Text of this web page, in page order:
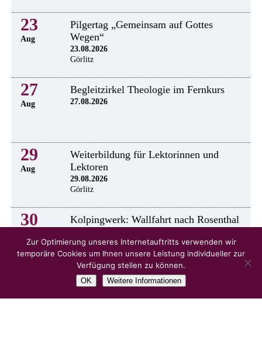
23
Aug
Pilgertag „Gemeinsam auf Gottes
Wegen“
23.08.2026
Görlitz
27
Aug
Begleitzirkel Theologie im Fernkurs
27.08.2026
29
Aug
Weiterbildung für Lektorinnen und
Lektoren
29.08.2026
Görlitz
30 Kolpingwerk: Wallfahrt nach Rosenthal
alle Veranstaltungen
Zur Optimierung unseres Internetauftritts verwenden wir
temporäre Cookies um Ihnen unsere Leistung individueller zur
Verfügung stellen zu können.
OK Weitere Informationen